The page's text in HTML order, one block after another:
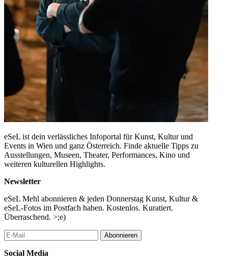
eSeL ist dein verlässliches Infoportal für Kunst, Kultur und
Events in Wien und ganz Österreich. Finde aktuelle Tipps zu
Ausstellungen, Museen, Theater, Performances, Kino und
weiteren kulturellen Highlights.
Newsletter
eSeL Mehl abonnieren & jeden Donnerstag Kunst, Kultur &
eSeL-Fotos im Postfach haben. Kostenlos. Kuratiert.
Überraschend. >;e)
Abonnieren
Social Media